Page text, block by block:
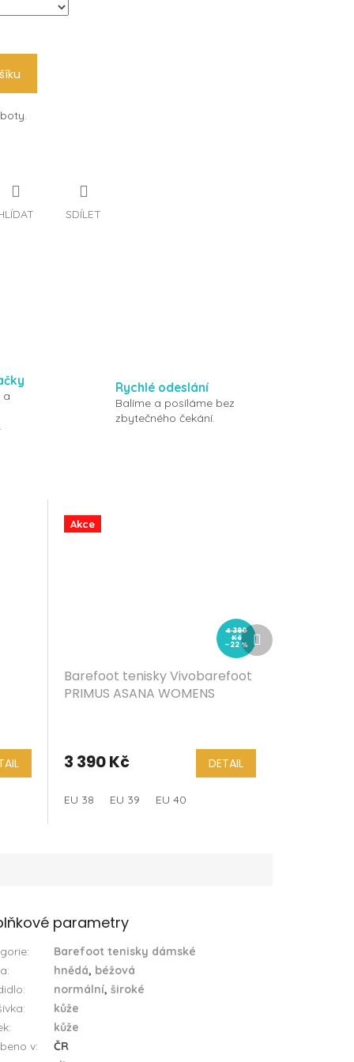
SDÍLET
a
Rychlé odeslání
Balíme a posíláme bez
zbytečného čekání.
Akce
4 390
Kč
–22 %
Barefoot tenisky Vivobarefoot
PRIMUS ASANA WOMENS
3 390 Kč DETAIL
EU 38 EU 39 EU 40
Další
produkt
parametry
:
Barefoot tenisky dámské
: hnědá, béžová
: normální,široké
:
kůže
:
kůže
v:
ČR